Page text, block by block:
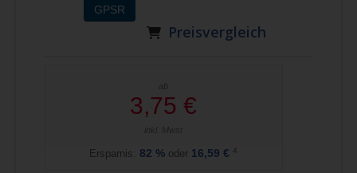
GPSR
Preisvergleich
ab
3,75 €
inkl. Mwst
Ersparnis: 82 % oder 16,59 € 4